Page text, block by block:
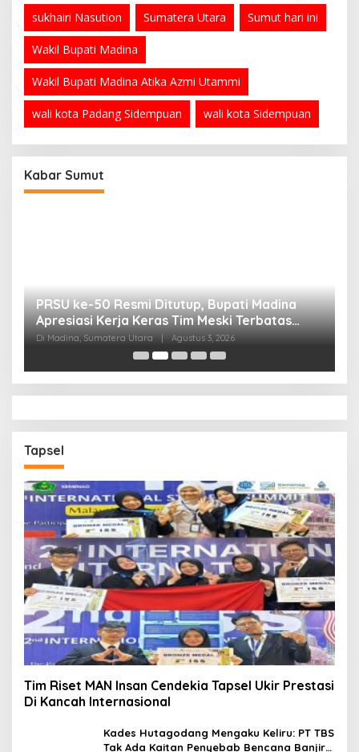
sukhairi Nasution Sumatera Utara Sumut hari ini
Wakil Bupati Madina
Wakil Bupati Madina Atika Azmi Utammi
wali kota Padang Sidempuan wali kota Sidempuan
Kabar Sumut
PRSU ke-50 Resmi Ditutup, Bupati Madina
Apresiasi Kerja Keras Tim Meski Terbatas
Anggaran
Di Madina, Sumatera Utara Agustus 3, 2026
Tapsel
Tim Riset MAN Insan Cendekia Tapsel Ukir Prestasi
Di Kancah Internasional
Kades Hutagodang Mengaku Keliru: PT TBS
Tak Ada Kaitan Penyebab Bencana Banjir